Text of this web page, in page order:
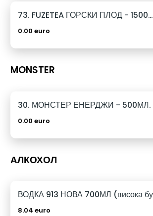
73. FUZETEA ГОРСКИ ПЛОД - 1500МЛ.
0.00 euro
MONSTER
30. МОНСТЕР ЕНЕРДЖИ - 500МЛ.
0.00 euro
АЛКОХОЛ
8.04 euro